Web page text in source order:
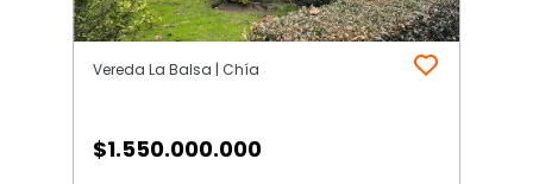
Vereda La Balsa | Chía
$1.550.000.000